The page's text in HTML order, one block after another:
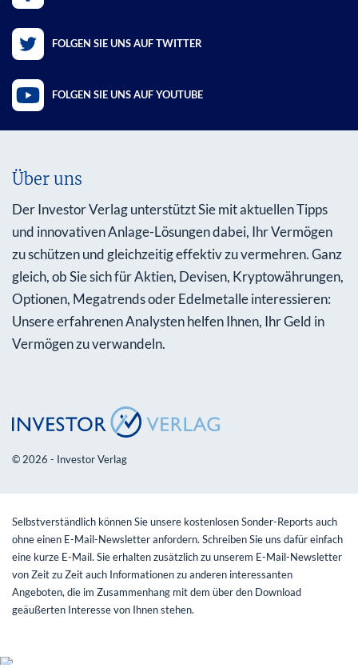
FOLGEN SIE UNS AUF TWITTER
FOLGEN SIE UNS AUF YOUTUBE
Über uns
Der Investor Verlag unterstützt Sie mit aktuellen Tipps
und innovativen Anlage-Lösungen dabei, Ihr Vermögen
zu schützen und gleichzeitig effektiv zu vermehren. Ganz
gleich, ob Sie sich für Aktien, Devisen, Kryptowährungen,
Optionen, Megatrends oder Edelmetalle interessieren:
Unsere erfahrenen Analysten helfen Ihnen, Ihr Geld in
Vermögen zu verwandeln.
© 2026 - Investor Verlag
Selbstverständlich können Sie unsere kostenlosen Sonder-Reports auch
ohne einen E-Mail-Newsletter anfordern. Schreiben Sie uns dafür einfach
eine kurze E-Mail. Sie erhalten zusätzlich zu unserem E-Mail-Newsletter
von Zeit zu Zeit auch Informationen zu anderen interessanten
Angeboten, die im Zusammenhang mit dem über den Download
geäußerten Interesse von Ihnen stehen.